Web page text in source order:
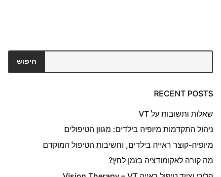
חיפוש
RECENT POSTS
שאלות ותשובות על VT
ניהול התקדמות מיופיה בילדים: מגוון הטיפולים
מיופיה-קוצר ראייה בילדים, וחשיבות הטיפול המוקדם
מה קורה לאקומודציה בזמן לחץ?